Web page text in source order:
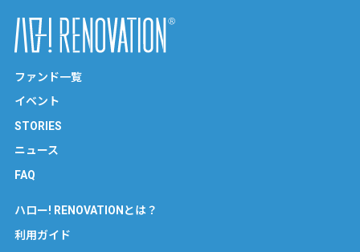
ファンド一覧
イベント
STORIES
ニュース
FAQ
ハロー! RENOVATIONとは？
利用ガイド